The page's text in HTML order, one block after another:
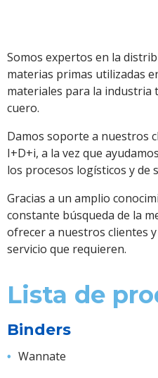
Somos expertos en la
materias primas utilizadas
materiales para la industria
cuero.
Damos soporte a nuestros
I+D+i, a la vez que
los procesos logísticos y de
Gracias a un amplio
constante búsqueda de la
ofrecer a nuestros clientes
servicio que requieren.
Lista de
Binders
Wannate